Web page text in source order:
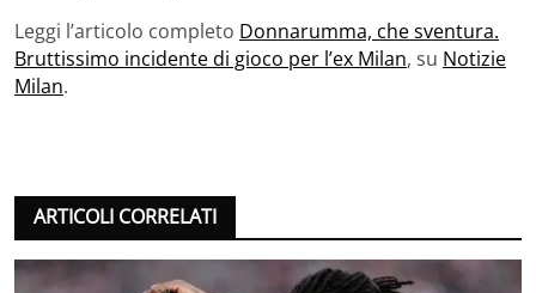
Leggi l’articolo completo Donnarumma, che sventura.
Bruttissimo incidente di gioco per l’ex Milan, su Notizie
Milan.
ARTICOLI CORRELATI